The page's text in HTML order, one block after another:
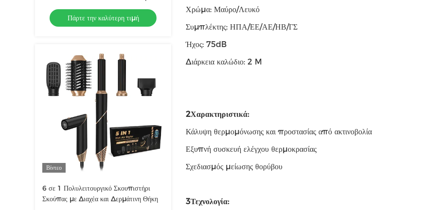
οθόνη LCD
Πάρτε την καλύτερη τιμή
Βίντεο
6 σε 1 Πολυλειτουργικό Σκουπιστήρι
Σκούπας με Διαχέα και Δερμάτινη Θήκη
Χρώμα: Μαύρο/Λευκό
Συμπλέκτης: ΗΠΑ/ΕΕ/ΑΕ/ΗΒ/ΓΣ
Ήχος: 75dB
Διάρκεια καλώδιο: 2 M
2Χαρακτηριστικά:
Κάλυψη θερμομόνωσης και προστασίας από ακτινοβολία
Εξυπνή συσκευή ελέγχου θερμοκρασίας
Σχεδιασμός μείωσης θορύβου
3Τεχνολογία: